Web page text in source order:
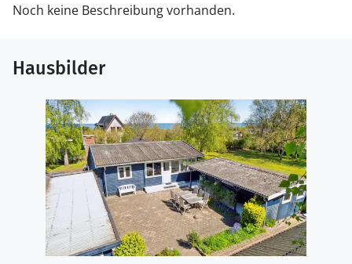
Noch keine Beschreibung vorhanden.
Hausbilder